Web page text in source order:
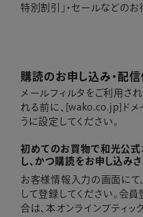
特別割引」・セールなどの
購読のお申し込み・配
メールフィルタをご利用さ
れる前に、[wako.co.jp]ドメ
うに設定してください。
初めてのお買物で和光公式
し、かつ購読をお申し込み
お客様情報入力の画面にて
して登録してください。会
合は、本オンラインブティッ